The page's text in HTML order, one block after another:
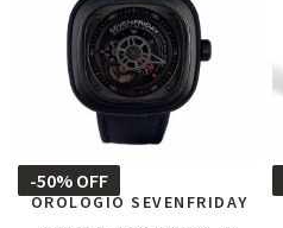
-50% OFF
OROLOGIO SEVENFRIDAY